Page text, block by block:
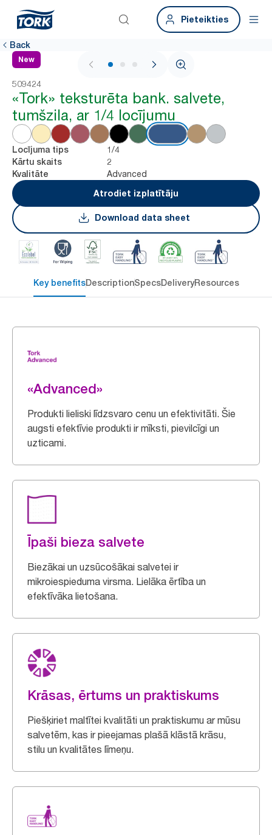
Pieteikties
Back
New
1 / 3
509424
«Tork» teksturēta bank. salvete,
tumšzila, ar 1/4 locījumu
Locījuma tips 1/4
Kārtu skaits 2
Kvalitāte
Advanced
Atrodiet izplatītāju
Download data sheet
Key benefitsDescriptionSpecsDeliveryResources
«Advanced»
Produkti lieliski līdzsvaro cenu un efektivitāti. Šie
augsti efektīvie produkti ir mīksti, pievilcīgi un
uzticami.
Īpaši bieza salvete
Biezākai un uzsūcošākai salvetei ir
mikroiespieduma virsma. Lielāka ērtība un
efektīvāka lietošana.
Krāsas, ērtums un praktiskums
Piešķiriet maltītei kvalitāti un praktiskumu ar mūsu
salvetēm, kas ir pieejamas plašā klāstā krāsu,
stilu un kvalitātes līmeņu.